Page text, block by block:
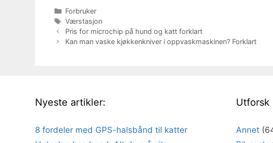
Kategorier
Forbruker
Stikkord
Værstasjon
Pris for microchip på hund og katt forklart
Kan man vaske kjøkkenkniver i oppvaskmaskinen? Forklart
Nyeste artikler:
8 fordeler med GPS-halsbånd til katter
Utforsk
Annet